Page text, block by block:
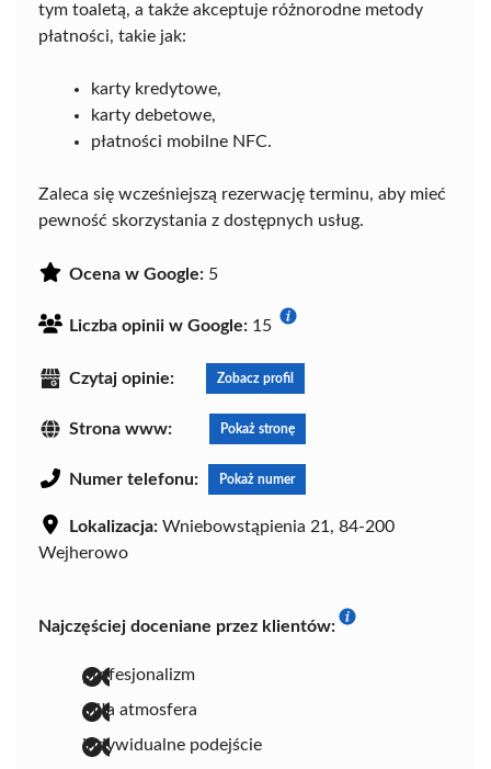
tym toaletą, a także akceptuje różnorodne metody
płatności, takie jak:
karty kredytowe,
karty debetowe,
płatności mobilne NFC.
Zaleca się wcześniejszą rezerwację terminu, aby mieć
pewność skorzystania z dostępnych usług.
Ocena w Google: 5
Liczba opinii w Google: 15
Czytaj opinie: Zobacz profil
Strona www: Pokaż stronę
Numer telefonu: Pokaż numer
Lokalizacja: Wniebowstąpienia 21, 84-200
Wejherowo
Najczęściej doceniane przez klientów:
profesjonalizm
miła atmosfera
indywidualne podejście